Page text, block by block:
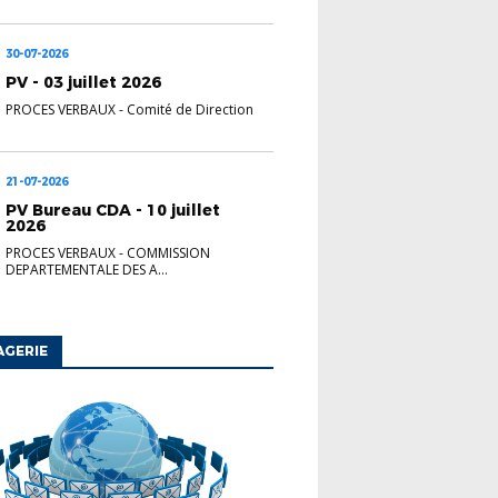
30-07-2026
PV - 03 juillet 2026
PROCES VERBAUX- Comité de Direction
21-07-2026
PV Bureau CDA - 10 juillet
2026
PROCES VERBAUX- COMMISSION
DEPARTEMENTALE DES A...